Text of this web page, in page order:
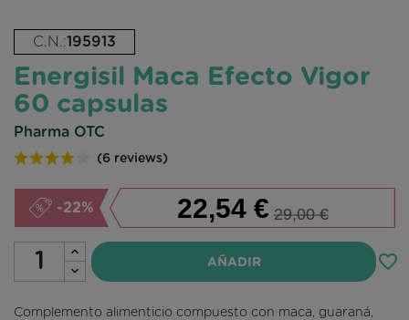
C.N.:195913
Energisil Maca Efecto Vigor
60 capsulas
Pharma OTC
(6 reviews)
-22% 22,54 € 29,00 €
AÑADIR favorite_border
Complemento alimenticio compuesto con maca, guaraná,